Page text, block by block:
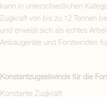
kann in unterschiedlichen
Zugkraft von bis zu 12 Tonnen
und erweist sich als echtes
Anbaugeräte und Forstwinden
Konstantzugseilwinde für die
Konstante Zugkraft